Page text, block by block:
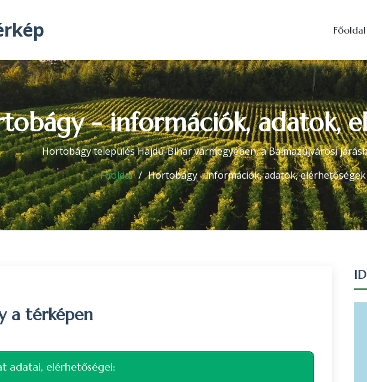
Főoldal
- információk, adatok,
Hortobágy település Hajdú-Bihar vármegyében, a Balmazújvárosi
Főoldal
Hortobágy - információk, adatok, elérhetőségek
a térképen
adatai, elérhetőségei: